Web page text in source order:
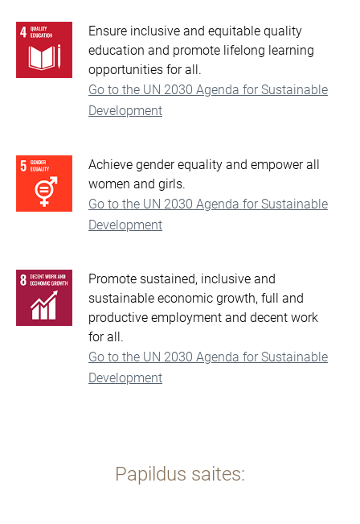
Ensure inclusive and equitable quality
education and promote lifelong learning
opportunities for all.
Go to the UN 2030 Agenda for Sustainable
Development
Achieve gender equality and empower all
women and girls.
Go to the UN 2030 Agenda for Sustainable
Development
Promote sustained, inclusive and
sustainable economic growth, full and
productive employment and decent work
for all.
Go to the UN 2030 Agenda for Sustainable
Development
Papildus saites: